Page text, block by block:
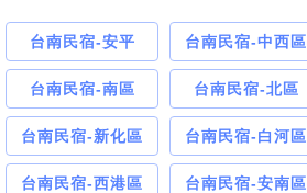
台南民宿-安平 台南民宿-中西區
台南民宿-南區 台南民宿-北區
台南民宿-新化區 台南民宿-白河區
台南民宿-西港區 台南民宿-安南區